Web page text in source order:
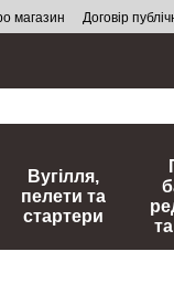
магазин Договір
Вугілля,
пелети та
стартери